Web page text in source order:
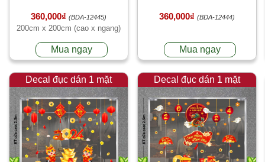
360,000₫ (BDA-12445)
200cm x 200cm (cao x ngang)
Mua ngay
360,000₫ (BDA-12444)
Mua ngay
Decal đục dán 1 mặt Decal đục dán 1 mặt